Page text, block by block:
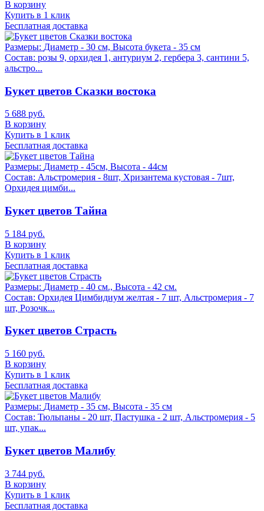
В корзину
Купить в 1 клик
Бесплатная доставка
Размеры: Диаметр - 30 см, Высота букета - 35 см
Состав: розы 9, орхидея 1, антуриум 2, гербера 3, сантини 5,
альстро...
Букет цветов Сказки востока
5 688 руб.
В корзину
Купить в 1 клик
Бесплатная доставка
Размеры: Диаметр - 45см, Высота - 44см
Состав: Альстромерия - 8шт, Хризантема кустовая - 7шт,
Орхидея цимби...
Букет цветов Тайна
5 184 руб.
В корзину
Купить в 1 клик
Бесплатная доставка
Размеры: Диаметр - 40 см., Высота - 42 см.
Состав: Орхидея Цимбидиум желтая - 7 шт, Альстромерия - 7
шт, Розочк...
Букет цветов Страсть
5 160 руб.
В корзину
Купить в 1 клик
Бесплатная доставка
Размеры: Диаметр - 35 см, Высота - 35 см
Состав: Тюльпаны - 20 шт, Пастушка - 2 шт, Альстромерия - 5
шт, упак...
Букет цветов Малибу
3 744 руб.
В корзину
Купить в 1 клик
Бесплатная доставка